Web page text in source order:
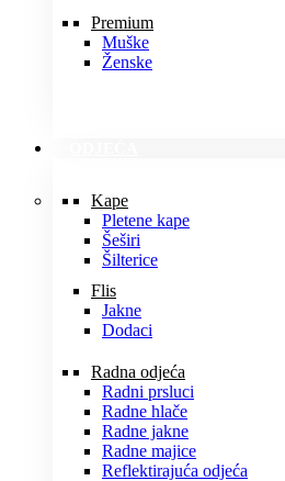
Premium
Muške
Ženske
Kape
Pletene kape
Šeširi
Šilterice
Flis
Jakne
Dodaci
Radna odjeća
Radni prsluci
Radne hlače
Radne jakne
Radne majice
Reflektirajuća odjeća